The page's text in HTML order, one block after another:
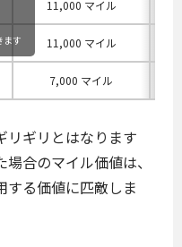
11,000 マイル
11,000 マイル
7,000 マイル
ます
リギリとはなります
合のマイル価値は、
する価値に匹敵しま